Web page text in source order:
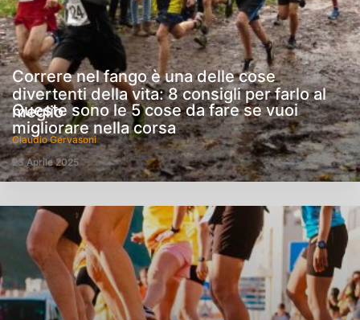
Correre nel fango è una delle cose
divertenti della vita: 8 consigli per farlo al
meglio
Claudio Gervasoni
23 Aprile 2025
Queste sono le 5 cose da fare se vuoi
migliorare nella corsa